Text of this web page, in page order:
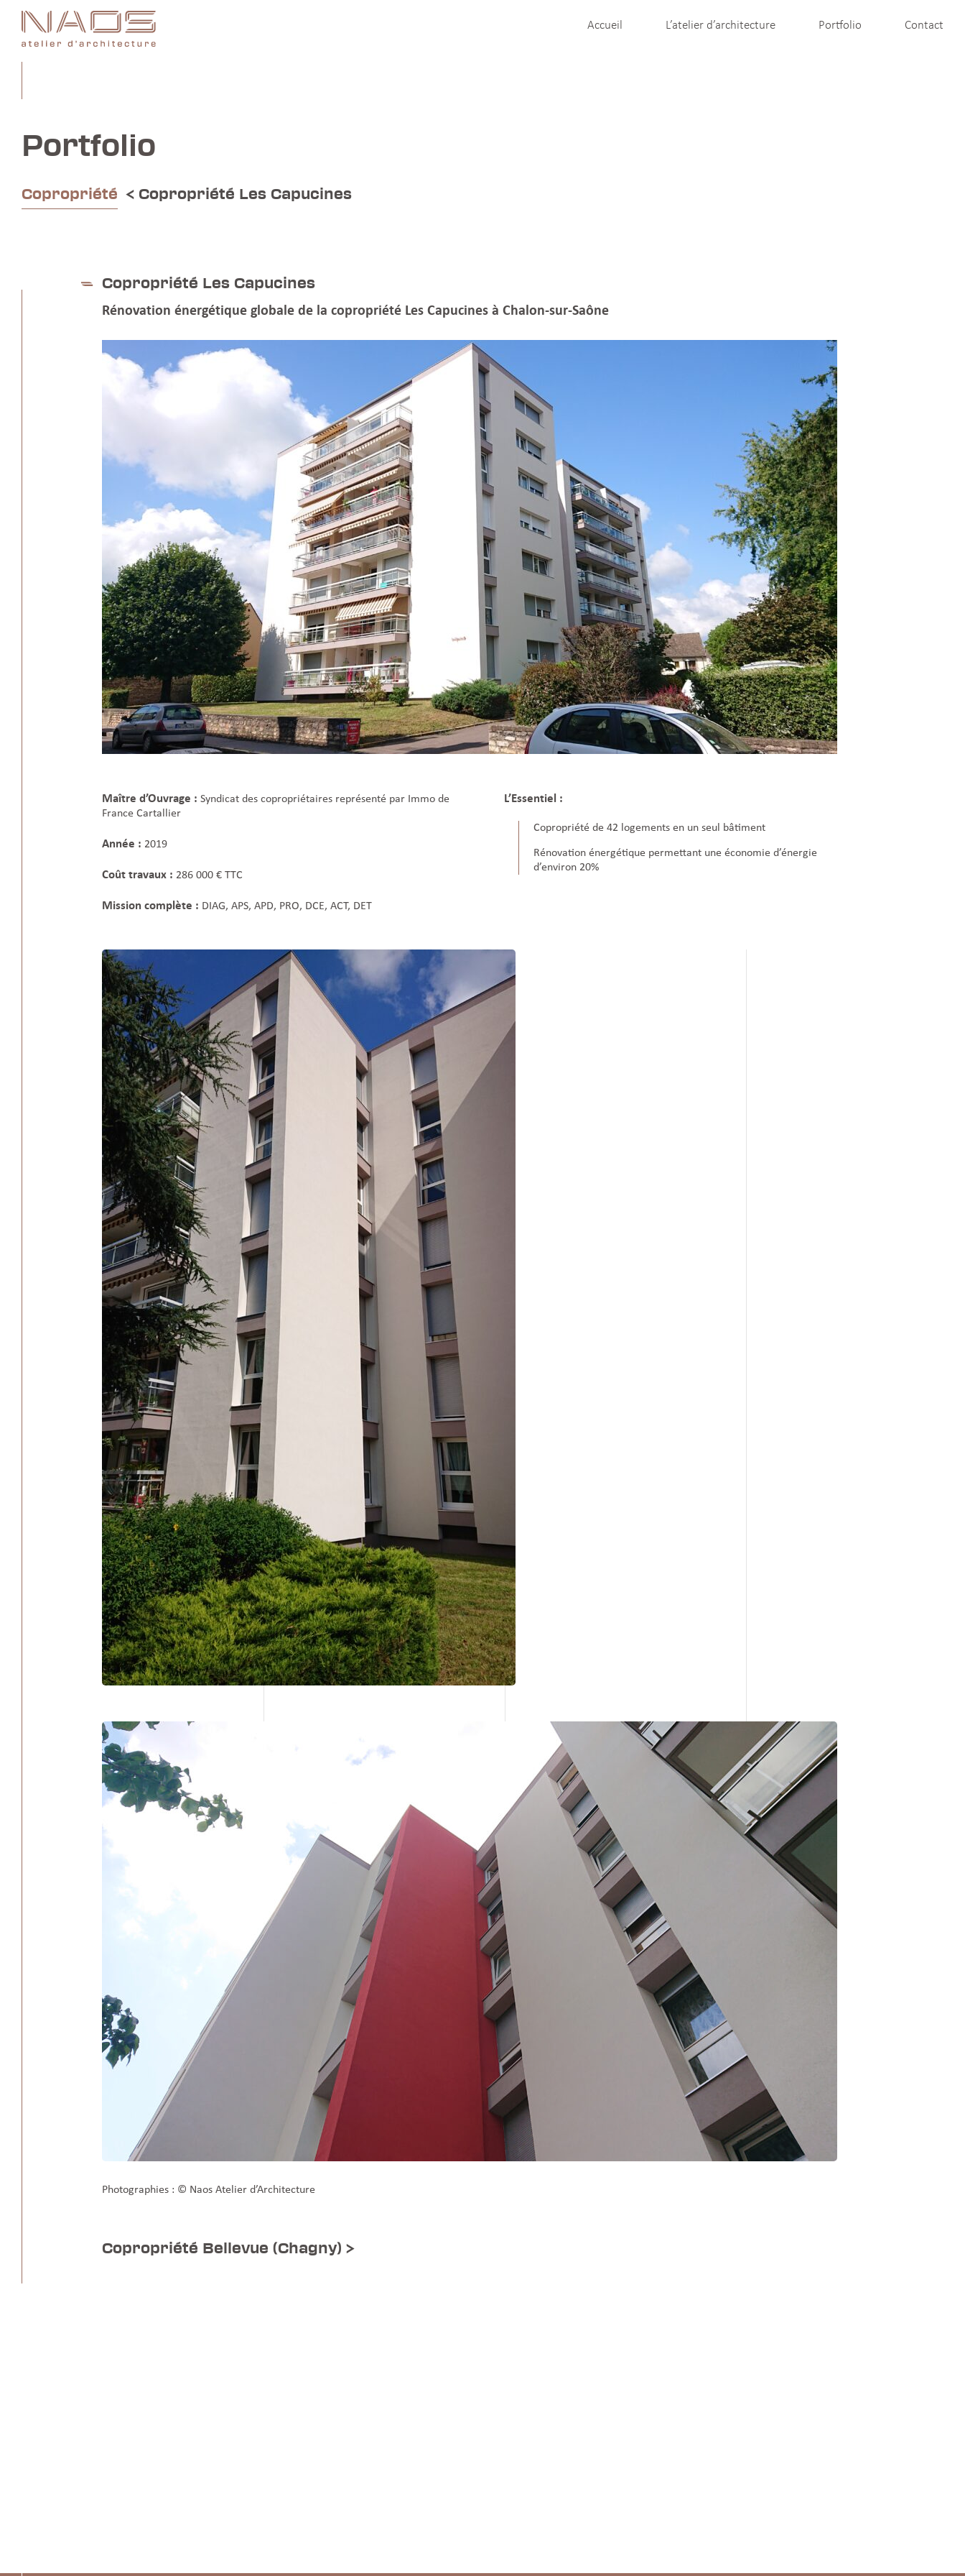
Accueil L’atelier d’architecture Portfolio Contact
Portfolio
Copropriété < Copropriété Les Capucines
Copropriété Les Capucines
Rénovation énergétique globale de la copropriété Les Capucines à Chalon-sur-Saône
Maître d’Ouvrage : Syndicat des copropriétaires représenté par Immo de
France Cartallier
Année : 2019
Coût travaux : 286 000 € TTC
Mission complète : DIAG, APS, APD, PRO, DCE, ACT, DET
L’Essentiel :
Copropriété de 42 logements en un seul bâtiment
Rénovation énergétique permettant une économie d’énergie
d’environ 20%
Photographies : © Naos Atelier d’Architecture
Copropriété Bellevue (Chagny) >